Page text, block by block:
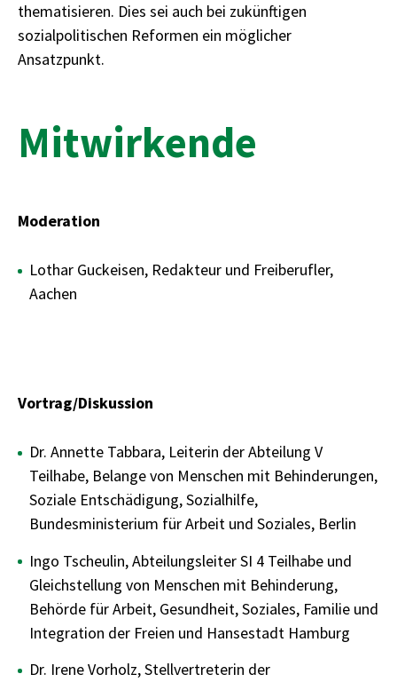
thematisieren. Dies sei auch bei zukünftigen
sozialpolitischen Reformen ein möglicher
Ansatzpunkt.
Mitwirkende
Moderation
Lothar Guckeisen, Redakteur und Freiberufler,
Aachen
Vortrag/Diskussion
Dr. Annette Tabbara, Leiterin der Abteilung V
Teilhabe, Belange von Menschen mit Behinderungen,
Soziale Entschädigung, Sozialhilfe,
Bundesministerium für Arbeit und Soziales, Berlin
Ingo Tscheulin, Abteilungsleiter SI 4 Teilhabe und
Gleichstellung von Menschen mit Behinderung,
Behörde für Arbeit, Gesundheit, Soziales, Familie und
Integration der Freien und Hansestadt Hamburg
Dr. Irene Vorholz, Stellvertreterin der